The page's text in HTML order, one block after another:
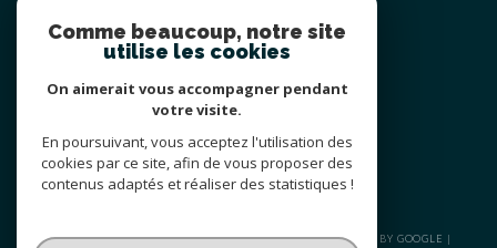
© 2026 | TOUS DROITS RÉSERVÉS | TRADUCTION POWERED BY GOOGLE |
Comme beaucoup, notre site
utilise les cookies
On aimerait vous accompagner pendant
votre visite.
En poursuivant, vous acceptez l'utilisation des
cookies par ce site, afin de vous proposer des
contenus adaptés et réaliser des statistiques !